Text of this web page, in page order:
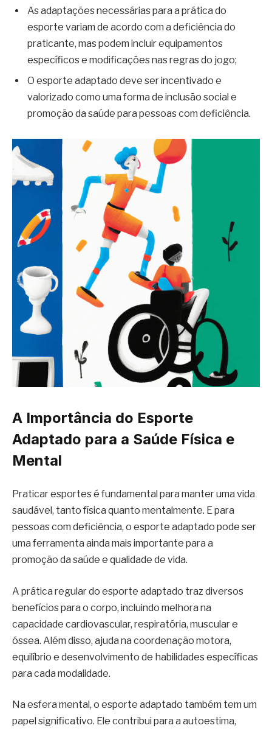
As adaptações necessárias para a prática do
esporte variam de acordo com a deficiência do
praticante, mas podem incluir equipamentos
específicos e modificações nas regras do jogo;
O esporte adaptado deve ser incentivado e
valorizado como uma forma de inclusão social e
promoção da saúde para pessoas com deficiência.
A Importância do Esporte
Adaptado para a Saúde Física e
Mental
Praticar esportes é fundamental para manter uma vida
saudável, tanto física quanto mentalmente. E para
pessoas com deficiência, o esporte adaptado pode ser
uma ferramenta ainda mais importante para a
promoção da saúde e qualidade de vida.
A prática regular do esporte adaptado traz diversos
benefícios para o corpo, incluindo melhora na
capacidade cardiovascular, respiratória, muscular e
óssea. Além disso, ajuda na coordenação motora,
equilíbrio e desenvolvimento de habilidades específicas
para cada modalidade.
Na esfera mental, o esporte adaptado também tem um
papel significativo. Ele contribui para a autoestima,